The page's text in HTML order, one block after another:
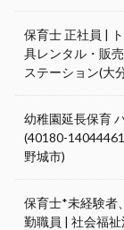
保育士 正社員 |
具レンタル・販
ステーション(大
幼稚園延長保育
(40180-
野城市)
保育士*未経験者
勤職員 | 社会福